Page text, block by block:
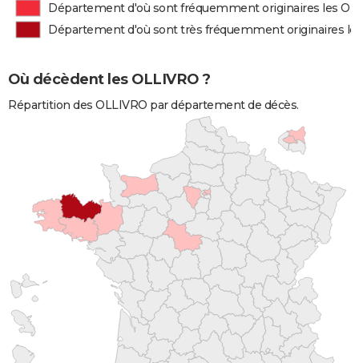
Département d'où sont fréquemment originaires les
Département d'où sont très fréquemment originaires
Où décèdent les OLLIVRO ?
Répartition des OLLIVRO par département de décès.